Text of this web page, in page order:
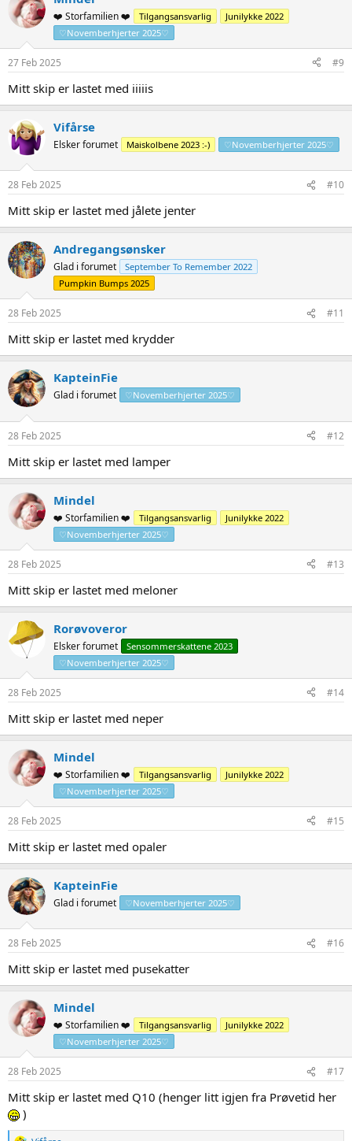
❤️ Storfamilien ❤️ Tilgangsansvarlig
Junilykke 2022
♡Novemberhjerter 2025♡
27 Feb 2025 #9
Mitt skip er lastet med iiiiis
Vifårse
Elsker forumet Maiskolbene 2023 :-) ♡Novemberhjerter 2025♡
28 Feb 2025 #10
Mitt skip er lastet med jålete jenter
Andregangsønsker
Glad i forumet
September To Remember 2022
Pumpkin Bumps 2025
28 Feb 2025 #11
Mitt skip er lastet med krydder
KapteinFie
Glad i forumet ♡Novemberhjerter 2025♡
28 Feb 2025 #12
Mitt skip er lastet med lamper
Mindel
❤️ Storfamilien ❤️ Tilgangsansvarlig
Junilykke 2022
♡Novemberhjerter 2025♡
28 Feb 2025 #13
Mitt skip er lastet med meloner
Rorøvoveror
Elsker forumet
Sensommerskattene 2023
♡Novemberhjerter 2025♡
28 Feb 2025 #14
Mitt skip er lastet med neper
Mindel
❤️ Storfamilien ❤️ Tilgangsansvarlig
Junilykke 2022
♡Novemberhjerter 2025♡
28 Feb 2025 #15
Mitt skip er lastet med opaler
KapteinFie
Glad i forumet ♡Novemberhjerter 2025♡
28 Feb 2025 #16
Mitt skip er lastet med pusekatter
Mindel
❤️ Storfamilien ❤️ Tilgangsansvarlig
Junilykke 2022
♡Novemberhjerter 2025♡
28 Feb 2025 #17
Mitt skip er lastet med Q10 (henger litt igjen fra Prøvetid her
)